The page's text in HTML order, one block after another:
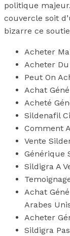
politique
couvercle soit
bizarre ce
Acheter
Acheter
Peut On
Achat
Acheté
Sildenafil
Comment
Vente
Générique
Sildigra A
Achat
Arabes
Acheter
Sildigra